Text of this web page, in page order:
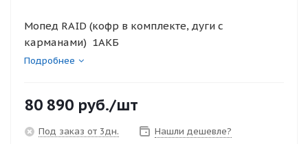
Мопед RAID (кофр в комплекте, дуги с
карманами) 1АКБ
Подробнее
80 890 руб./шт
Под заказ от 3дн. Нашли дешевле?